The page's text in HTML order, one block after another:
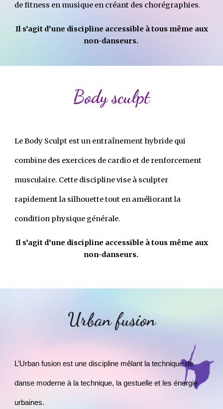
de fitness en musique en créant des chorégraphies.
Il s’agit d’une discipline accessible à tous même aux
non-danseurs.
Body sculpt
Le Body Sculpt est un entraînement hybride qui
combine des exercices de cardio et de renforcement
musculaire. Cette discipline vise à sculpter
rapidement la silhouette tout en améliorant la
condition physique générale.
Il s’agit d’une discipline accessible à tous même aux
non-danseurs.
Urban fusion
L’Urban fusion est une discipline mêlant la technique de
danse moderne à la technique, la gestuelle et les énergie
urbaines.